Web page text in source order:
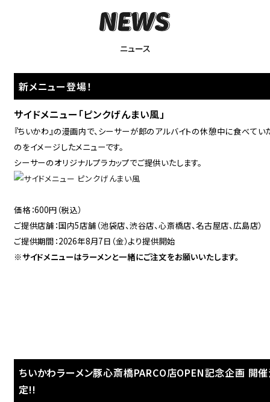
ニュース
新メニュー登場！
サイドメニュー「ピンクげんまい風」
『ちいかわ』の漫画内で、シーサーが郎のアルバイトの休憩中に食べてい
のをイメージしたメニューです。
シーサーのオリジナルプラカップでご提供いたします。
価格：600円（税込）
ご提供店舗：国内5店舗（池袋店、渋谷店、心斎橋店、名古屋店、広島店）
ご提供期間：2026年8月7日（金）より提供開始
※サイドメニューはラーメンと一緒にご注文をお願いいたします。
ちいかわラーメン豚心斎橋PARCO店OPEN記念企画 開
定!!